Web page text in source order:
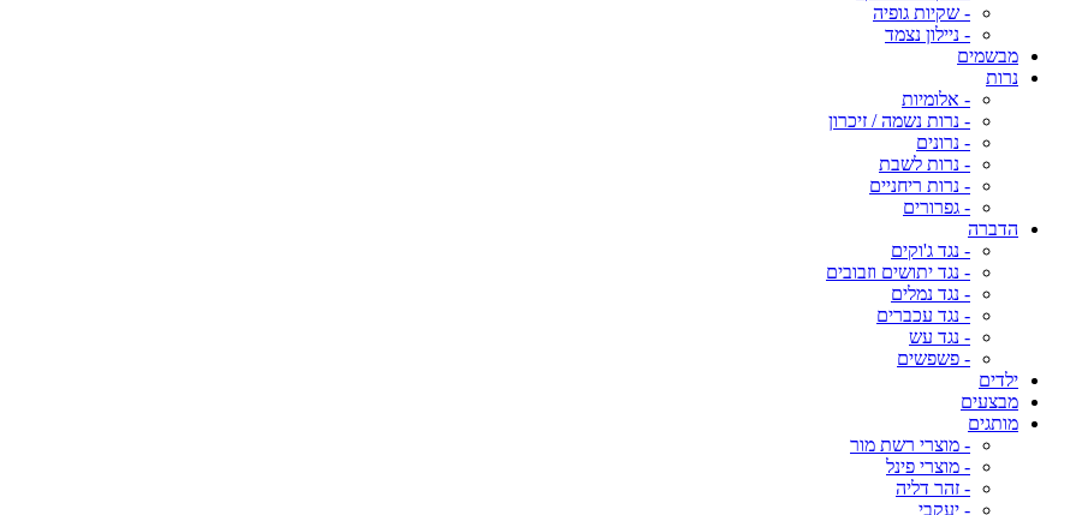
- שקיות גופיה
- ניילון נצמד
מבשמים
נרות
- אלומיות
- נרות נשמה / זיכרון
- נרונים
- נרות לשבת
- נרות ריחניים
- גפרורים
הדברה
- נגד ג'וקים
- נגד יתושים וזבובים
- נגד נמלים
- נגד עכברים
- נגד עש
- פשפשים
ילדים
מבצעים
מותגים
- מוצרי רשת מור
- מוצרי פינל
- זהר דליה
- יעקבי